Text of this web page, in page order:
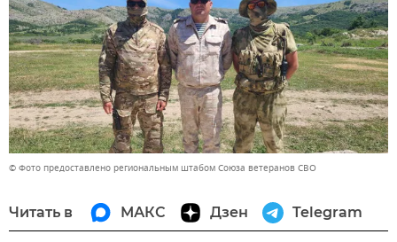
© Фото предоставлено региональным штабом Союза ветеранов СВО
Читать в МАКС Дзен Telegram